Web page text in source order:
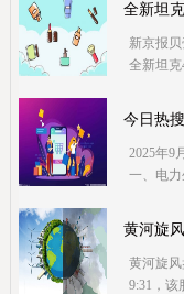
全新坦
新京报
全新坦
今日热
2025年9
一、电
黄河旋
黄河旋
9:31，该